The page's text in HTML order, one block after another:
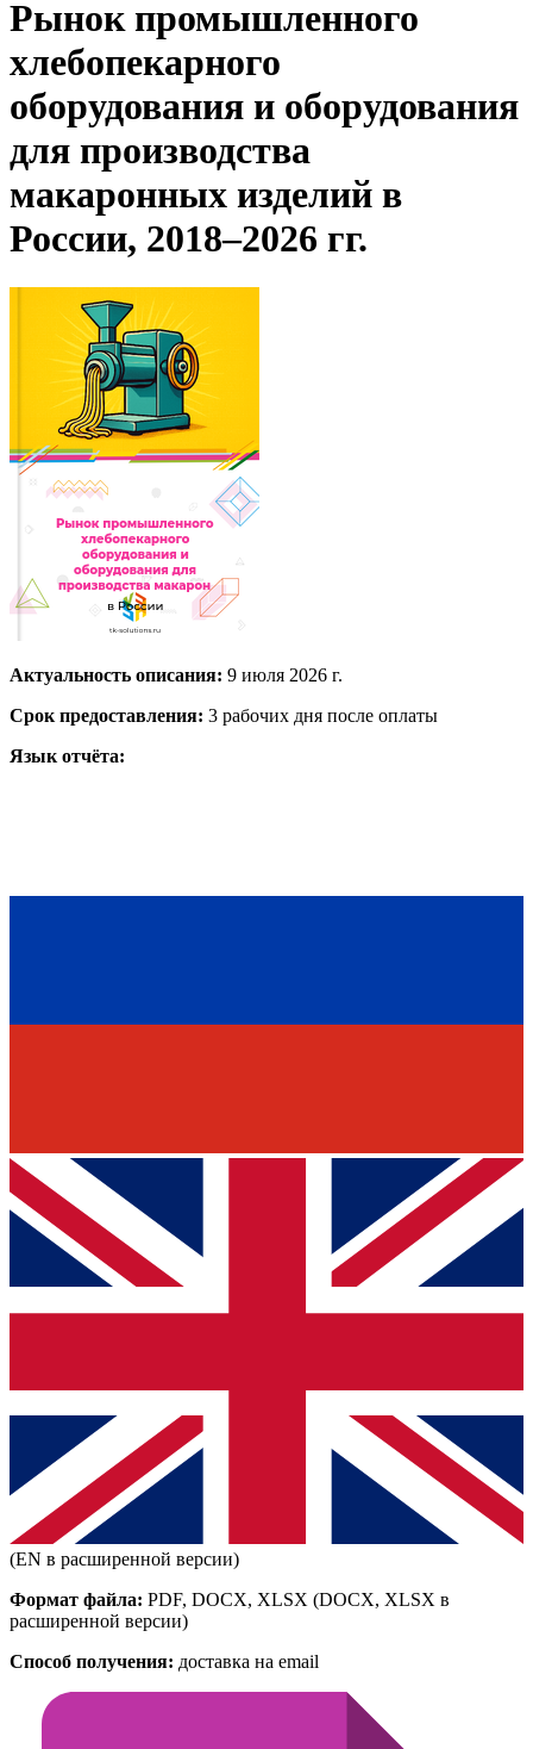
Рынок промышленного
хлебопекарного
оборудования и оборудования
для производства
макаронных изделий в
России, 2018–2026 гг.
Актуальность описания: 9 июля 2026 г.
Срок предоставления: 3 рабочих дня после оплаты
Язык отчёта:
(EN в расширенной версии)
Формат файла: PDF, DOCX, XLSX (DOCX, XLSX в
расширенной версии)
Способ получения: доставка на email